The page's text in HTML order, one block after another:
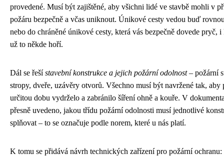
provedené. Musí být zajištěné, aby všichni lidé ve stavbě mohli v
požáru bezpečně a včas uniknout. Únikové cesty vedou buď
nebo do chráněné únikové cesty, která vás bezpečně dovede pryč,
už to někde hoří.
Dál se řešístavební konstrukce a jejich požární odolnost– požární
stropy, dveře, uzávěry otvorů. Všechno musí být navržené tak, aby
určitou dobu vydrželo a zabránilo šíření ohně a kouře. V
přesně uvedeno, jakou třídu požární odolnosti musí jednotlivé
splňovat – to se označuje podle norem, které u nás platí.
K tomu se přidává návrh technických zařízení pro požární ochranu: